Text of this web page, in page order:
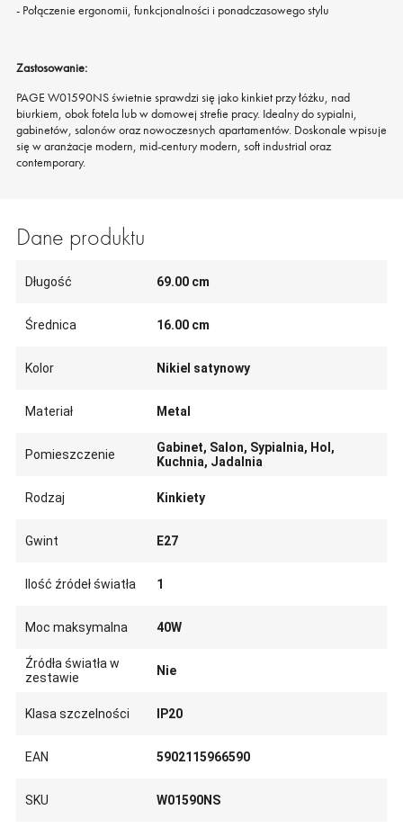
- Połączenie ergonomii, funkcjonalności i ponadczasowego stylu
Zastosowanie:
PAGE W01590NS świetnie sprawdzi się jako kinkiet przy łóżku, nad
biurkiem, obok fotela lub w domowej strefie pracy. Idealny do sypialni,
gabinetów, salonów oraz nowoczesnych apartamentów. Doskonale wpisuje
się w aranżacje modern, mid-century modern, soft industrial oraz
contemporary.
Dane produktu
Długość 69.00 cm
Średnica 16.00 cm
Kolor Nikiel satynowy
Materiał Metal
Pomieszczenie
Gabinet, Salon, Sypialnia, Hol,
Kuchnia, Jadalnia
Rodzaj Kinkiety
Gwint E27
Ilość źródeł światła 1
Moc maksymalna 40W
Źródła światła w
zestawie
Nie
Klasa szczelności IP20
EAN 5902115966590
SKU W01590NS